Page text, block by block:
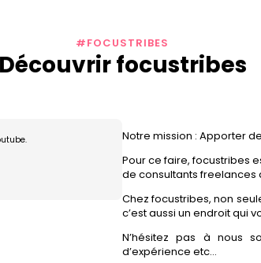
#FOCUSTRIBES
Découvrir focustribes
Notre mission : Apporter
Pour ce faire, focustribes
de consultants freelances
Chez focustribes, non
c’est aussi un endroit qui
N’hésitez pas à nous
d’expérience etc…